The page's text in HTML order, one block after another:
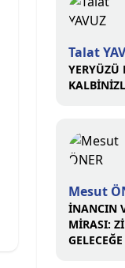
Talat
YERYÜZÜ
Mesut
İNANCIN
MİRASI: